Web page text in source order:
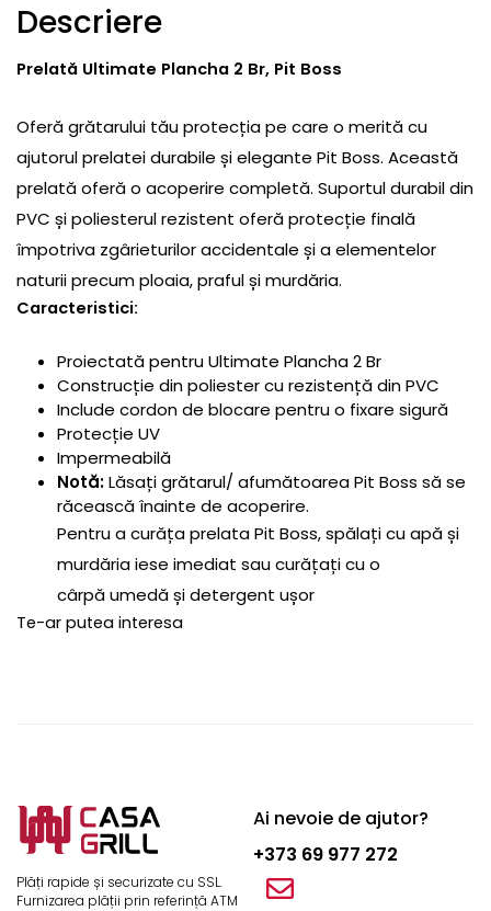
Descriere
Prelată Ultimate Plancha 2 Br, Pit Boss
Oferă grătarului tău protecția pe care o merită cu
ajutorul prelatei durabile și elegante Pit Boss. Această
prelată oferă o acoperire completă. Suportul durabil din
PVC și poliesterul rezistent oferă protecție finală
împotriva zgârieturilor accidentale și a elementelor
naturii precum ploaia, praful și murdăria.
Caracteristici:
Proiectată pentru Ultimate Plancha 2 Br
Construcție din poliester cu rezistență din PVC
Include cordon de blocare pentru o fixare sigură
Protecție UV
Impermeabilă
Notă:Lăsați grătarul/ afumătoarea Pit Boss să se
răcească înainte de acoperire.
Pentru a curăța prelata Pit Boss, spălați cu apă și
murdăria iese imediat sau curățați cu o
cârpă umedă și detergent ușor
Te-ar putea interesa
Plăți rapide și securizate cu SSL.
Furnizarea plății prin referință ATM
Ai nevoie de ajutor?
+373 69 977 272